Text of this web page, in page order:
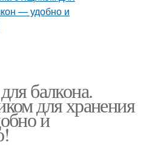
балкона.
для хранения
и